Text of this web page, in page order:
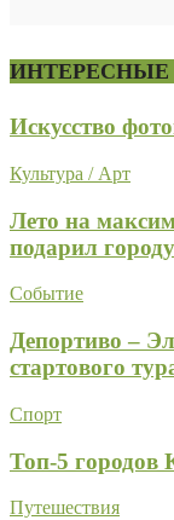
Искусство
Культура / Арт
Лето на
подарил
Событие
Депортиво –
стартового
Спорт
Топ-5 городов
Путешествия